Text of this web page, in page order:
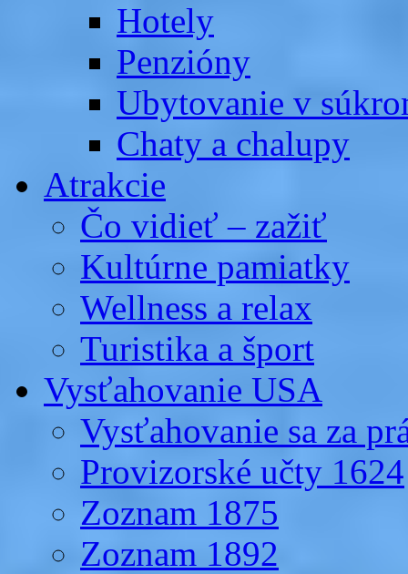
Hotely
Penzióny
Ubytovanie v
Chaty a chalupy
Atrakcie
Čo vidieť – zažiť
Kultúrne pamiatky
Wellness a relax
Turistika a šport
Vysťahovanie USA
Vysťahovanie sa za
Provizorské učty 1624
Zoznam 1875
Zoznam 1892